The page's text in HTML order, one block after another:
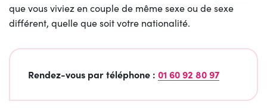
que vous viviez en couple de même sexe ou de sexe
différent, quelle que soit votre nationalité.
Rendez-vous par téléphone : 01 60 92 80 97